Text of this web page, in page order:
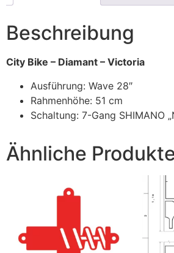
Beschreibung
City Bike – Diamant – Victoria
Ausführung: Wave 28″
Rahmenhöhe: 51 cm
Schaltung: 7-Gang SHIMANO
Ähnliche